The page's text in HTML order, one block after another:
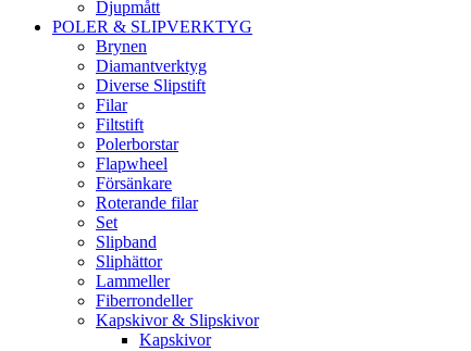
Djupmått
POLER & SLIPVERKTYG
Brynen
Diamantverktyg
Diverse Slipstift
Filar
Filtstift
Polerborstar
Flapwheel
Försänkare
Roterande filar
Set
Slipband
Sliphättor
Lammeller
Fiberrondeller
Kapskivor & Slipskivor
Kapskivor